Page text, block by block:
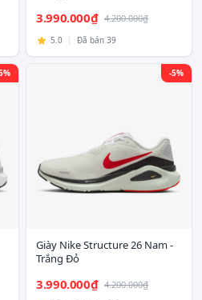
3.990.000₫ 4.200.000₫
5.0 | Đã bán 39
-5%
Giày Nike Structure 26 Nam -
Trắng Đỏ
3.990.000₫ 4.200.000₫